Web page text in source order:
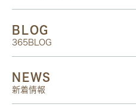
BLOG
365BLOG
NEWS
新着情報